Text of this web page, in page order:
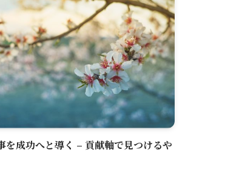
を成功へと導く – 貢献軸で見つけるや